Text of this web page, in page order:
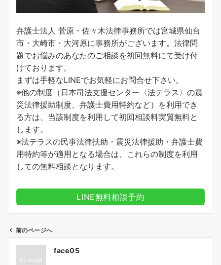
弁護士法人 菅原・佐々木法律事務所では宮城県仙台
市・大崎市・大河原に事務所がございます。法律問
題でお悩みのあなたのご相談を初回無料にて受け付
けております。
まずは手軽なLINEでお気軽にお問合せ下さい。
※他の制度（日本司法支援センター〈法テラス〉の震
災法律援助制度、弁護士費用特約など）を利用でき
る方は、当該制度を利用して初回相談料実質無料と
します。
※法テラスの民事法律扶助・震災法律援助・弁護士費
用特約等が適用となる場合は、これらの制度を利用
しての無料相談となります。
LINE無料相談予約
前のページへ
face05